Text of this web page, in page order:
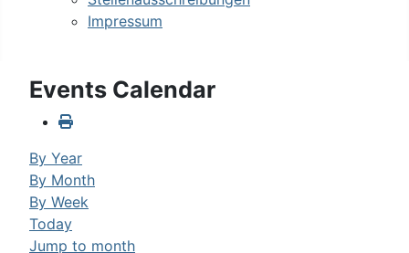
Impressum
Events Calendar
By Year
By Month
By Week
Today
Jump to month